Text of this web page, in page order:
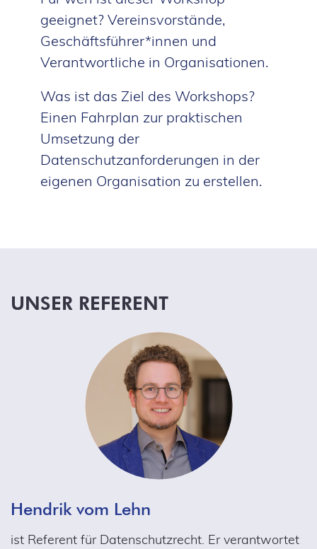
geeignet? Vereinsvorstände,
Geschäftsführer*innen und
Verantwortliche in Organisationen.
Was ist das Ziel des Workshops?
Einen Fahrplan zur praktischen
Umsetzung der
Datenschutzanforderungen in der
eigenen Organisation zu erstellen.
UNSER REFERENT
Hendrik vom Lehn
ist Referent für Datenschutzrecht. Er verantwortet